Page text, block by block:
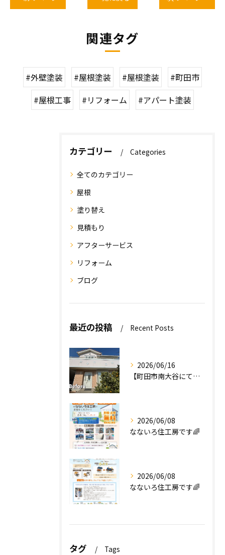
関連タグ
#外壁塗装 #屋根塗装 #屋根塗装
#町田市
#屋根工事
#リフォーム #アパート塗装
カテゴリー Categories
全てのカテゴリー
屋根
塗り替え
見積もり
アフターサービス
リフォーム
ブログ
最近の投稿 Recent Posts
2026/06/16
【町田市南大谷にて外壁塗装工事完工のお知らせ】
2026/06/08
なないろ住工房です🌈
2026/06/08
なないろ住工房です🌈
タグ Tags